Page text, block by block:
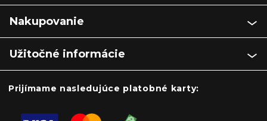
Nakupovanie
Užitočné informácie
Prijímame nasledujúce platobné karty: